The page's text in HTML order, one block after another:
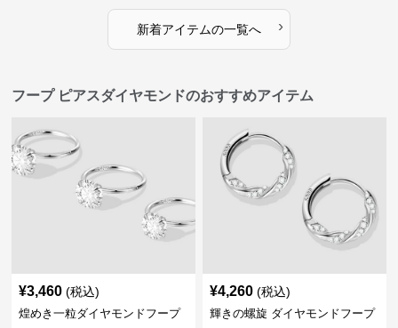
新着アイテムの一覧へ ›
フープ ピアスダイヤモンドのおすすめアイテム
¥3,460 (税込)
煌めき一粒ダイヤモンドフープ
¥4,260 (税込)
輝きの螺旋 ダイヤモンドフープ